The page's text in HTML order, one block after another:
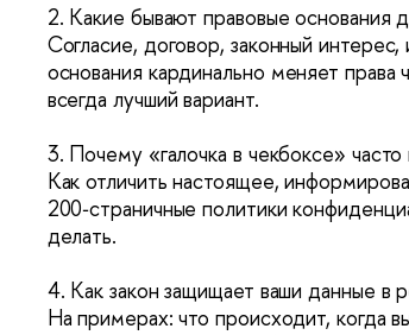
2. Какие бывают правовые основания
Согласие, договор, законный
основания кардинально меняет
всегда лучший вариант.
3. Почему «галочка в чекбоксе» часто
Как отличить настоящее,
200‑страничные политики
делать.
4. Как закон защищает ваши данные в
На примерах: что происходит, когда